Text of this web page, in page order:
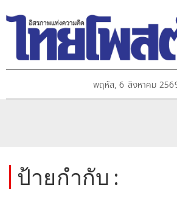
พฤหัส, 6 สิงหาคม
ป้ายกำกับ :